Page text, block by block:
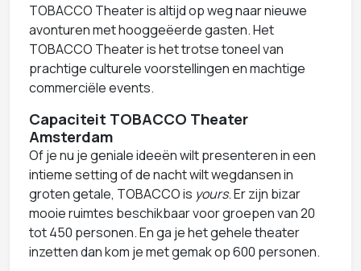
TOBACCO Theater is altijd op weg naar nieuwe
avonturen met hooggeëerde gasten. Het
TOBACCO Theater is het trotse toneel van
prachtige culturele voorstellingen en machtige
commerciële events.
Capaciteit TOBACCO Theater
Amsterdam
Of je nu je geniale ideeën wilt presenteren in een
intieme setting of de nacht wilt wegdansen in
groten getale, TOBACCO is yours. Er zijn bizar
mooie ruimtes beschikbaar voor groepen van 20
tot 450 personen. En ga je het gehele theater
inzetten dan kom je met gemak op 600 personen.